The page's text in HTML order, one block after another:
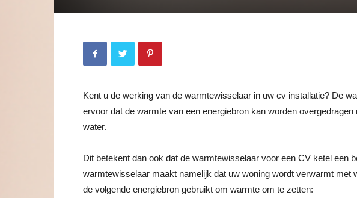
Kent u de werking van de warmtewisselaar in uw cv installatie? De
ervoor dat de warmte van een energiebron kan worden
water.
Dit betekent dan ook dat de warmtewisselaar voor een CV ketel een
warmtewisselaar maakt namelijk dat uw woning wordt verwarmt met
de volgende energiebron gebruikt om warmte om te zetten: